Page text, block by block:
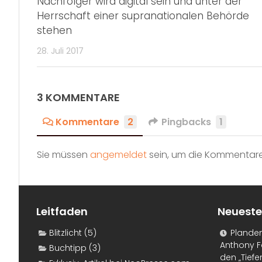
Herrschaft einer supranationalen Behörde
stehen
28. Juli 2017
3 KOMMENTARE
Kommentare 2 Pingbacks 1
Sie müssen angemeldetsein, um die
Leitfaden
Blitzlicht (5)
Buchtipp (3)
Anthony
den